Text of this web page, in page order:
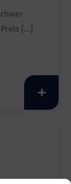
[…]